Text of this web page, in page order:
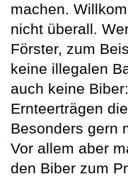
machen.
nicht überall.
Förster, zum
keine illegalen
auch keine
Ernteerträgen
Besonders gern
Vor allem aber
den Biber zum